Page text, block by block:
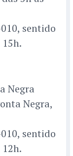
sentido
Negra
Negra,
sentido